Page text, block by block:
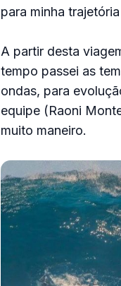
para minha
A partir desta
tempo passei as
ondas, para
equipe (Raoni
muito maneiro.